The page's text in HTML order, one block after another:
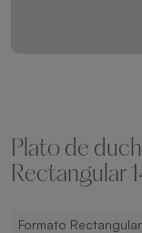
Plato de
Rectangular
Formato Rectangular